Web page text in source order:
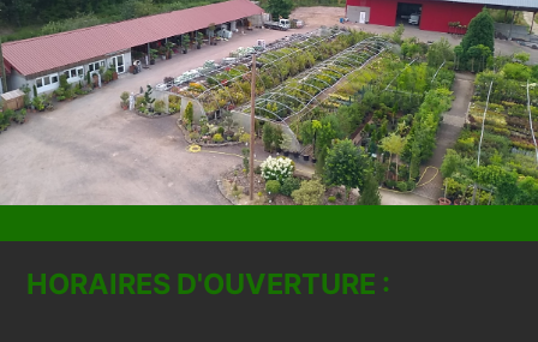
HORAIRES D'OUVERTURE :